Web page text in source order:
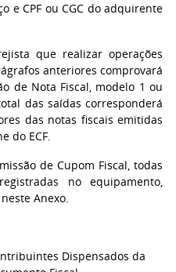
e CPF ou CGC do adquirente
que realizar operações
anteriores comprovará
de Nota Fiscal, modelo 1 ou
das saídas corresponderá
das notas fiscais emitidas
do ECF.
de Cupom Fiscal, todas
no equipamento,
Anexo.
Dispensados da